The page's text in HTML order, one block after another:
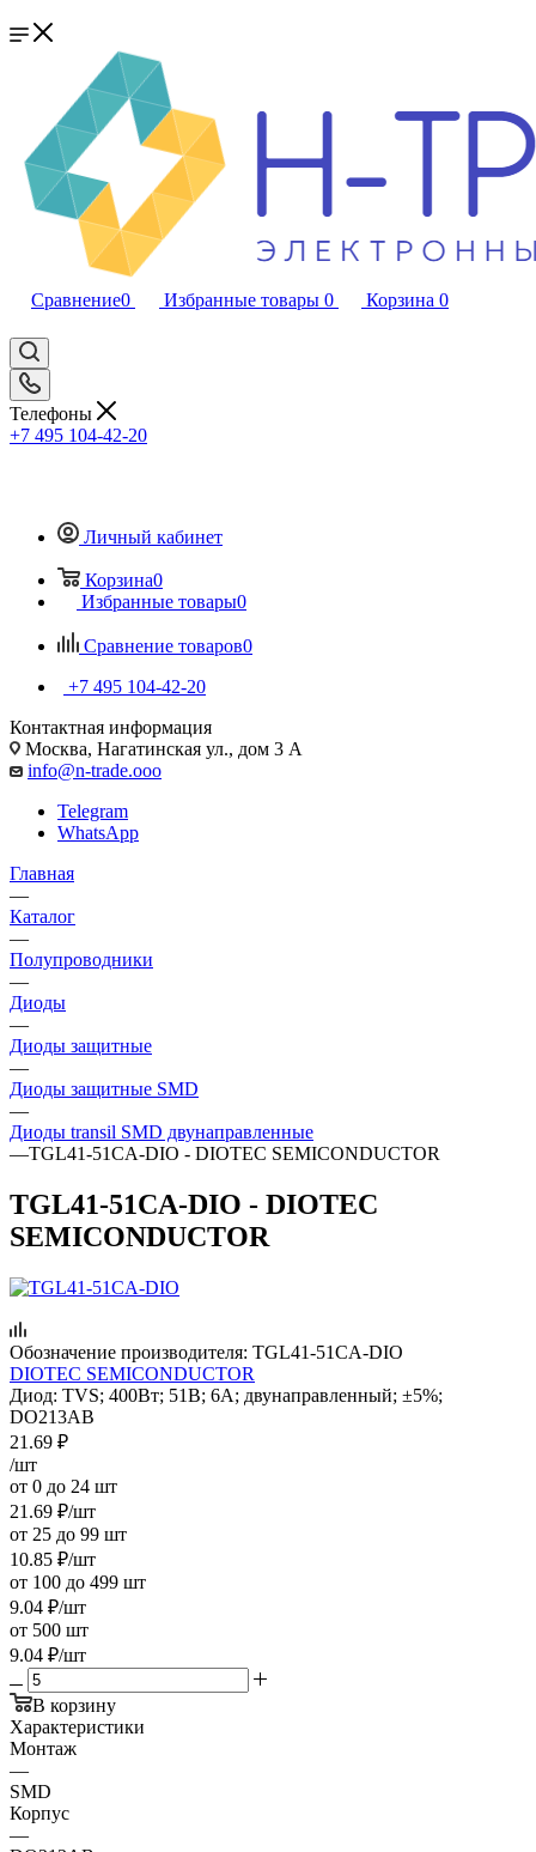
Сравнение0 Избранные товары 0 Корзина 0
Телефоны
+7 495 104-42-20
Личный кабинет
Корзина0
Избранные товары0
Сравнение товаров0
+7 495 104-42-20
Контактная информация
Москва, Нагатинская ул., дом 3 А
info@n-trade.ooo
Telegram
WhatsApp
Главная
—
Каталог
—
Полупроводники
—
Диоды
—
Диоды защитные
—
Диоды защитные SMD
—
Диоды transil SMD двунаправленные
—TGL41-51CA-DIO - DIOTEC SEMICONDUCTOR
TGL41-51CA-DIO - DIOTEC
SEMICONDUCTOR
Обозначение производителя: TGL41-51CA-DIO
DIOTEC SEMICONDUCTOR
Диод: TVS; 400Вт; 51В; 6А; двунаправленный; ±5%;
DO213AB
21.69 ₽
/шт
от 0 до 24 шт
21.69 ₽/шт
от 25 до 99 шт
10.85 ₽/шт
от 100 до 499 шт
9.04 ₽/шт
от 500 шт
9.04 ₽/шт
В корзину
Характеристики
Монтаж
—
SMD
Корпус
—